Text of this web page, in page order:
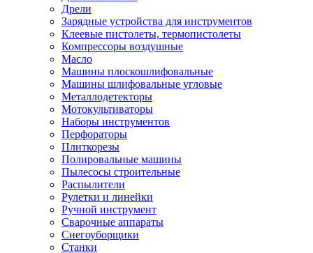
Дрели
Зарядные устройства для инструментов
Клеевые пистолеты, термопистолеты
Компрессоры воздушные
Масло
Машины плоскошлифовальные
Машины шлифовальные угловые
Металлодетекторы
Мотокультиваторы
Наборы инструментов
Перфораторы
Плиткорезы
Полировальные машины
Пылесосы строительные
Распылители
Рулетки и линейки
Ручной инструмент
Сварочные аппараты
Снегоуборщики
Станки